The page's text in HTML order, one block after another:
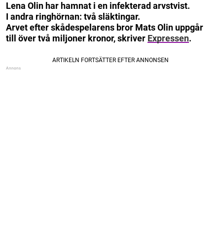
Lena Olin har hamnat i en infekterad arvstvist.
I andra ringhörnan: två släktingar.
Arvet efter skådespelarens bror Mats Olin uppgår
till över två miljoner kronor, skriver Expressen.